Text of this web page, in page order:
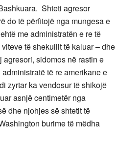
Shteti agresor
do të përfitojë nga mungesa e
me administratën e re të
të shekullit të kaluar – dhe
sidomos në rastin e
të re amerikane e
zyrtar ka vendosur të shikojë
asnjë centimetër nga
dhe njohjes së shtetit të
burime të mëdha